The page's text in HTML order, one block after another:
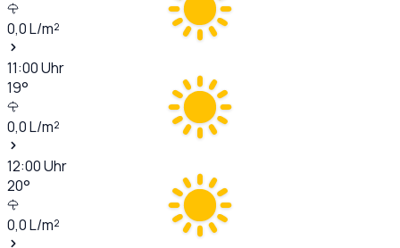
0,0L/m²
11:00Uhr
19°
0,0L/m²
12:00Uhr
20°
0,0L/m²